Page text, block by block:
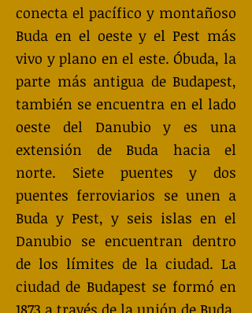
conecta el pacífico y montañoso
Buda en el oeste y el Pest más
vivo y plano en el este. Óbuda, la
parte más antigua de Budapest,
también se encuentra en el lado
oeste del Danubio y es una
extensión de Buda hacia el
norte. Siete puentes y dos
puentes ferroviarios se unen a
Buda y Pest, y seis islas en el
Danubio se encuentran dentro
de los límites de la ciudad. La
ciudad de Budapest se formó en
1873 a través de la unión de Buda,